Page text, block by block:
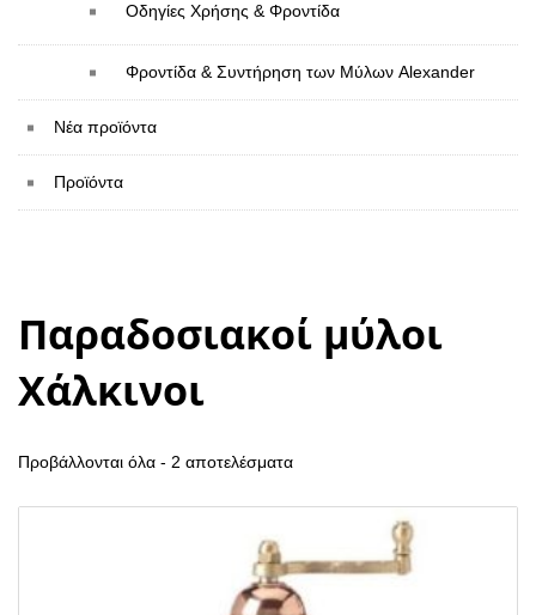
Οδηγίες Χρήσης & Φροντίδα
Φροντίδα & Συντήρηση των Μύλων Alexander
Νέα προϊόντα
Προϊόντα
Παραδοσιακοί μύλοι
Χάλκινοι
Προβάλλονται όλα - 2 αποτελέσματα